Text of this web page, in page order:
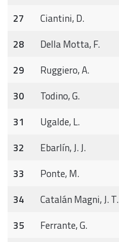
27
Ciantini, D.
28
Della Motta, F.
29
Ruggiero, A.
30
Todino, G.
31
Ugalde, L.
32
Ebarlín, J. J.
33
Ponte, M.
34
Catalán Magni, J. T.
35
Ferrante, G.